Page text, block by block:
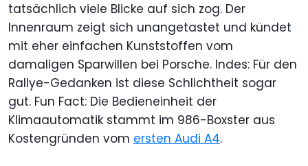
tatsächlich viele Blicke auf sich zog. Der
Innenraum zeigt sich unangetastet und kündet
mit eher einfachen Kunststoffen vom
damaligen Sparwillen bei Porsche. Indes: Für den
Rallye-Gedanken ist diese Schlichtheit sogar
gut. Fun Fact: Die Bedieneinheit der
Klimaautomatik stammt im 986-Boxster aus
Kostengründen vom ersten Audi A4.